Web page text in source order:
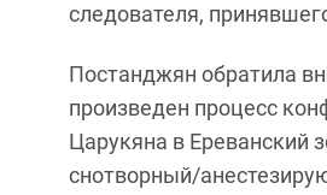
следователя,
Постанджян обратила
произведен процесс
Царукяна в Ереванский
снотворный/